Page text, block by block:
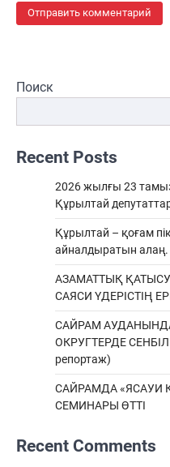
Поиск
Recent Posts
2026 жылғы 23
Құрылтай
Құрылтай – қоғам
айналдыратын алаң.
АЗАМАТТЫҚ
САЯСИ ҮДЕРІСТІҢ
САЙРАМ
ОКРУГТЕРДЕ
репортаж)
САЙРАМДА «ЯСАУИ
СЕМИНАРЫ ӨТТІ
Recent Comments